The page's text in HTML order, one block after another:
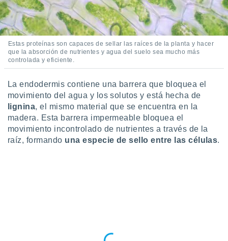
crear un
uso de
la
contenido
de la
el
del
de
o a través
de
Estas proteínas son capaces de sellar las raíces de la planta y hacer
que la absorción de nutrientes y agua del suelo sea mucho más
controlada y eficiente.
La endodermis contiene una barrera que bloquea el
movimiento del agua y los solutos y está hecha de
lignina, el mismo material que se encuentra en la
madera. Esta barrera impermeable bloquea el
movimiento incontrolado de nutrientes a través de la
raíz, formando una especie de sello entre las células.